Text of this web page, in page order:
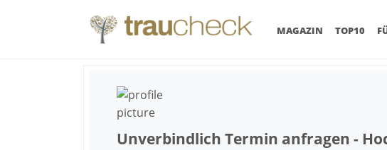
MAGAZIN (CURRENT)
TOP10
Unverbindlich Termin anfragen -